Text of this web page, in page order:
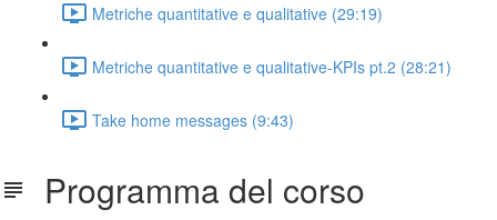
Metriche quantitative e qualitative (29:19)
Metriche quantitative e qualitative-KPIs pt.2 (28:21)
Take home messages (9:43)
Programma del corso